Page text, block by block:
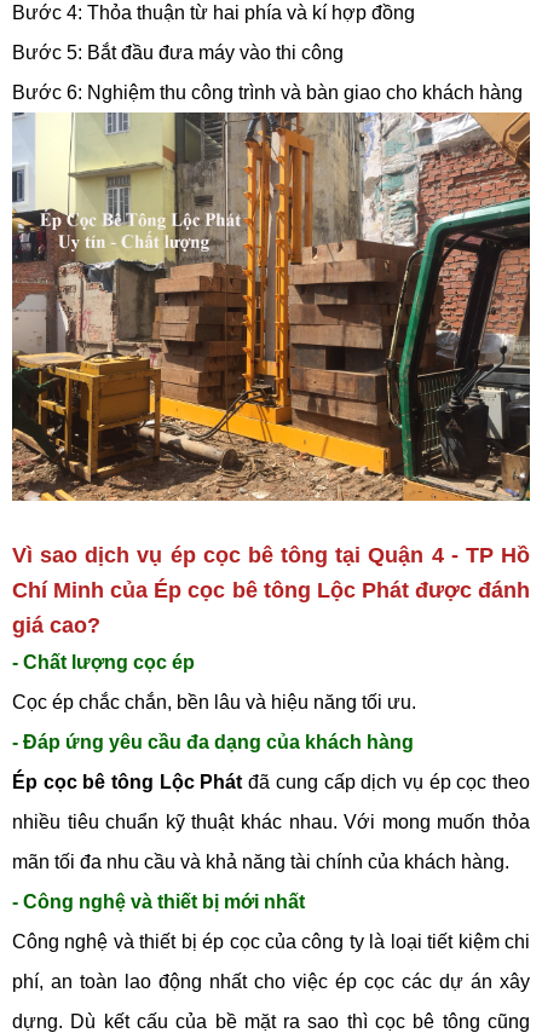
Bước 4: Thỏa thuận từ hai phía và kí hợp đồng
Bước 5: Bắt đầu đưa máy vào thi công
Bước 6: Nghiệm thu công trình và bàn giao cho khách hàng
Vì sao dịch vụ ép cọc bê tông tại Quận 4 - TP Hồ
Chí Minh của Ép cọc bê tông Lộc Phát được đánh
giá cao?
- Chất lượng cọc ép
Cọc ép chắc chắn, bền lâu và hiệu năng tối ưu.
- Đáp ứng yêu cầu đa dạng của khách hàng
Ép cọc bê tông Lộc Phátđã cung cấp dịch vụ ép cọc theo
nhiều tiêu chuẩn kỹ thuật khác nhau. Với mong muốn thỏa
mãn tối đa nhu cầu và khả năng tài chính của khách hàng.
- Công nghệ và thiết bị mới nhất
Công nghệ và thiết bị ép cọc của công ty là loại tiết kiệm chi
phí, an toàn lao động nhất cho việc ép cọc các dự án xây
dựng. Dù kết cấu của bề mặt ra sao thì cọc bê tông cũng